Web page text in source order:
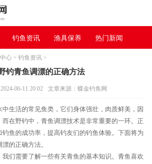
钓鱼资讯 渔具保养 热门新闻
心 > 钓鱼资讯 >
钓青鱼调漂的正确方法
06-11 20:02 文章来源：蝶金钓鱼网
生活的常见鱼类，它们身体强壮，肉质鲜美，因
而在野钓中，青鱼调漂技术是非常重要的一环。正
鱼的成功率，提高钓友们的钓鱼体验。下面将为
的正确方法。
我们需要了解一些有关青鱼的基本知识。青鱼喜欢